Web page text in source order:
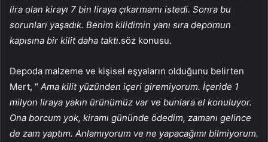
lira olan kirayı 7 bin liraya çıkarmamı istedi. Sonra bu
sorunları yaşadık. Benim kilidimin yanı sıra depomun
kapısına bir kilit daha taktı.söz konusu.
Depoda malzeme ve kişisel eşyaların olduğunu belirten
Mert, “ Ama kilit yüzünden içeri giremiyorum. İçeride 1
milyon liraya yakın ürünümüz var ve bunlara el konuluyor.
Ona borcum yok, kiramı gününde ödedim, zamanı gelince
de zam yaptım. Anlamıyorum ve ne yapacağımı bilmiyorum.